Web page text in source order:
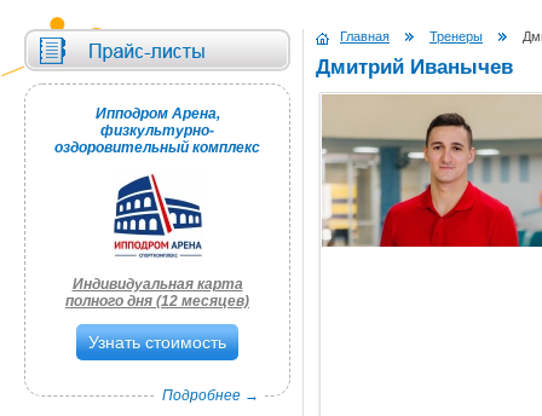
Ипподром Арена,
физкультурно-
оздоровительный комплекс
Индивидуальная карта
полного дня (12 месяцев)
Узнать стоимость
Подробнее →
Главная Тренеры
Дмитрий Иванычев